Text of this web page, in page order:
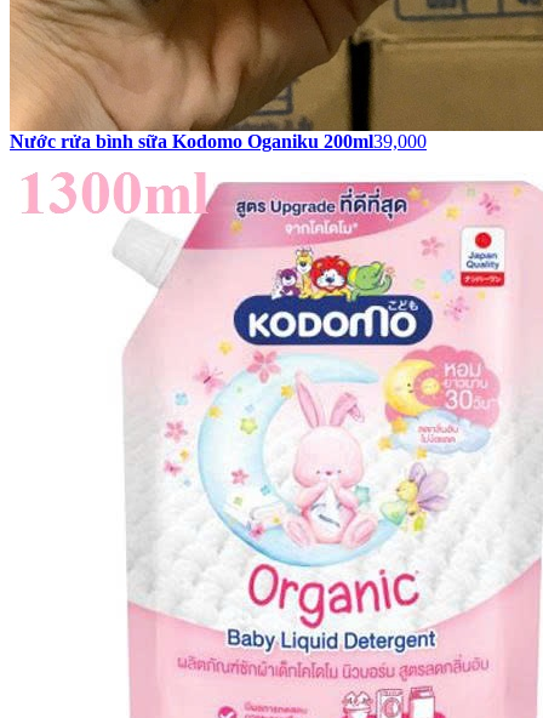
Nước rửa bình sữa Kodomo Oganiku 200ml39,000